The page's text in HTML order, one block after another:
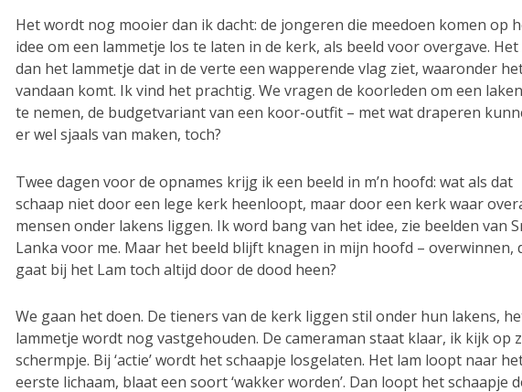
Het wordt nog mooier dan ik dacht: de jongeren die meedoen komen op
idee om een lammetje los te laten in de kerk, als beeld voor overgave.
dan het lammetje dat in de verte een wapperende vlag ziet, waaronder
vandaan komt. Ik vind het prachtig. We vragen de koorleden om een
te nemen, de budgetvariant van een koor-outfit – met wat draperen
er wel sjaals van maken, toch?
Twee dagen voor de opnames krijg ik een beeld in m’n hoofd: wat als dat
schaap niet door een lege kerk heenloopt, maar door een kerk waar
mensen onder lakens liggen. Ik word bang van het idee, zie beelden van
Lanka voor me. Maar het beeld blijft knagen in mijn hoofd – overwinnen,
gaat bij het Lam toch altijd door de dood heen?
We gaan het doen. De tieners van de kerk liggen stil onder hun lakens,
lammetje wordt nog vastgehouden. De cameraman staat klaar, ik kijk op
schermpje. Bij ‘actie’ wordt het schaapje losgelaten. Het lam loopt naar
eerste lichaam, blaat een soort ‘wakker worden’. Dan loopt het schaapje